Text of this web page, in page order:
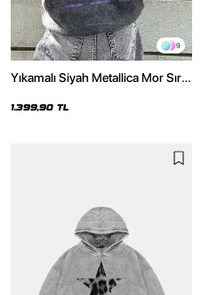
9
Yıkamalı Siyah Metallica Mor Sırt
Hoodie
1.399,90 TL